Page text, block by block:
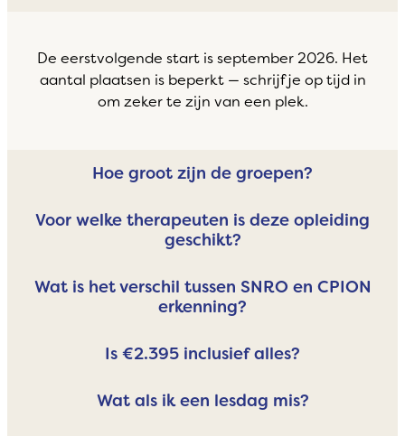
De eerstvolgende start is september 2026. Het
aantal plaatsen is beperkt — schrijf je op tijd in
om zeker te zijn van een plek.
Hoe groot zijn de groepen?
Voor welke therapeuten is deze opleiding
geschikt?
Wat is het verschil tussen SNRO en CPION
erkenning?
Is €2.395 inclusief alles?
Wat als ik een lesdag mis?